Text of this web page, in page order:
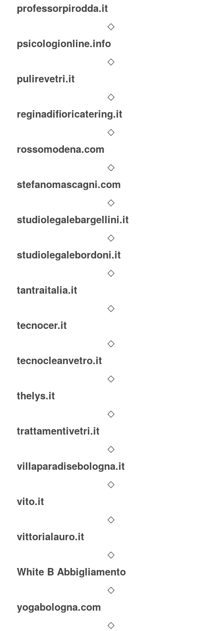
professorpirodda.it
psicologionline.info
pulirevetri.it
reginadifioricatering.it
rossomodena.com
stefanomascagni.com
studiolegalebargellini.it
studiolegalebordoni.it
tantraitalia.it
tecnocer.it
tecnocleanvetro.it
thelys.it
trattamentivetri.it
villaparadisebologna.it
vito.it
vittorialauro.it
White B Abbigliamento
yogabologna.com